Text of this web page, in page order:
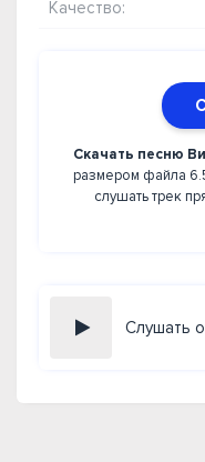
Качество:
Скачать песню
размером файла
слушать трек
Слушать